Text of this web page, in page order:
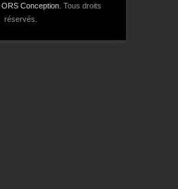
ORS Conception . Tous droits
réservés.